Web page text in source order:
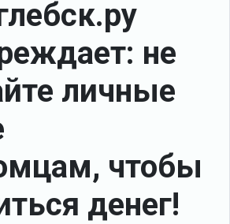
не
личные
чтобы
денег!